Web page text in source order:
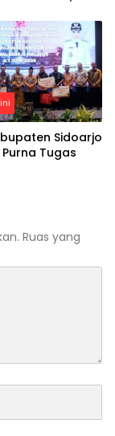
Sidoarjo
Purna Tugas
Ruas yang